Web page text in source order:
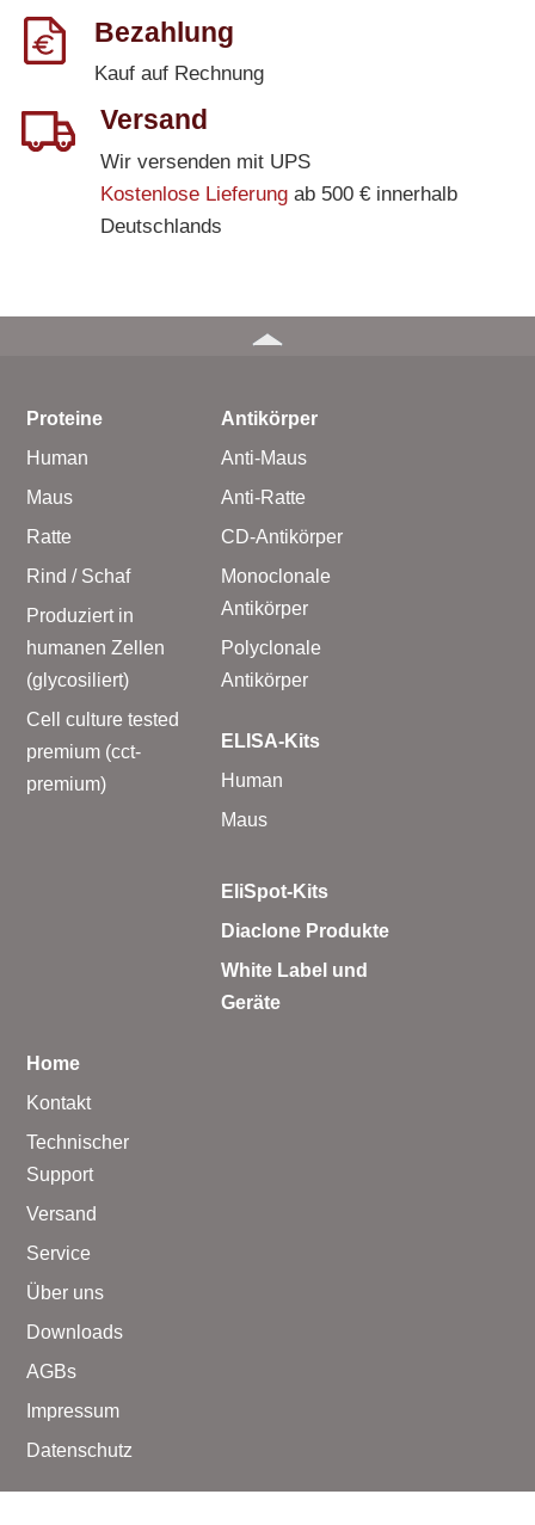
Bezahlung
Kauf auf Rechnung
Versand
Wir versenden mit UPS
Kostenlose Lieferungab 500 € innerhalb
Deutschlands
Proteine
Human
Maus
Ratte
Rind / Schaf
Produziert in
humanen Zellen
(glycosiliert)
Cell culture tested
premium (cct-
premium)
Antikörper
Anti-Maus
Anti-Ratte
CD-Antikörper
Monoclonale
Antikörper
Polyclonale
Antikörper
ELISA-Kits
Human
Maus
EliSpot-Kits
Diaclone Produkte
White Label und
Geräte
Home
Kontakt
Technischer
Support
Versand
Service
Über uns
Downloads
AGBs
Impressum
Datenschutz